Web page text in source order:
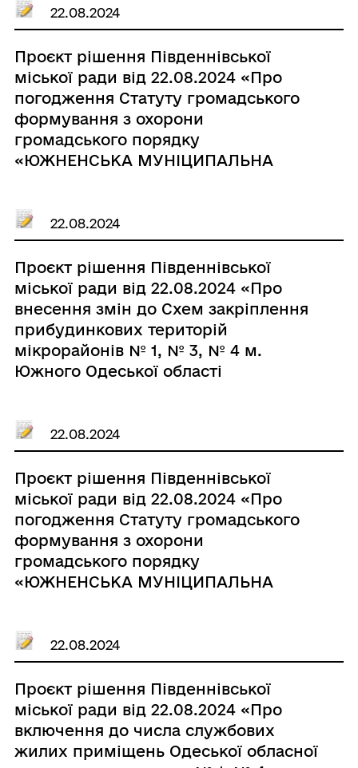
рішенням Южненської міської ради
Одеського району Одеської області
від 06.06.2024 року № 1735-VIII,
шляхом викладення її в новій
редакції»
22.08.2024
Проєкт рішення Південнівської
міської ради від 22.08.2024 «Про
погодження Статуту громадського
формування з охорони
громадського порядку
«ЮЖНЕНСЬКА МУНІЦИПАЛЬНА
22.08.2024
Проєкт рішення Південнівської
міської ради від 22.08.2024 «Про
внесення змін до Схем закріплення
прибудинкових територій
мікрорайонів № 1, № 3, № 4 м.
Южного Одеської області
від 19.10.2016 р. в частині
коригування прибудинкової
території багатоквартирного
будинку, за адресою: Одеська
область, Одеський район, м. Южне,
вул. Хіміків, 18»
22.08.2024
Проєкт рішення Південнівської
міської ради від 22.08.2024 «Про
погодження Статуту громадського
формування з охорони
громадського порядку
«ЮЖНЕНСЬКА МУНІЦИПАЛЬНА
22.08.2024
Проєкт рішення Південнівської
міської ради від 22.08.2024 «Про
включення до числа службових
жилих приміщень Одеської обласної